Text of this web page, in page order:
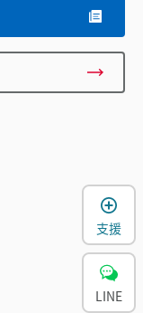
支援
LINE